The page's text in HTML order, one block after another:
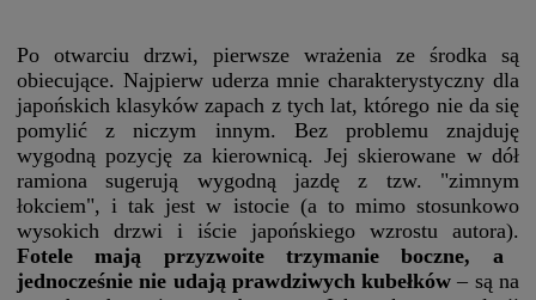
Po otwarciu drzwi, pierwsze wrażenia ze środka są
obiecujące. Najpierw uderza mnie charakterystyczny dla
japońskich klasyków zapach z tych lat, którego nie da się
pomylić z niczym innym. Bez problemu znajduję
wygodną pozycję za kierownicą. Jej skierowane w dół
ramiona sugerują wygodną jazdę z tzw. "zimnym
łokciem", i tak jest w istocie (a to mimo stosunkowo
wysokich drzwi i iście japońskiego wzrostu autora).
Fotele mają przyzwoite trzymanie boczne, a
jednocześnie nie udają prawdziwych kubełków – są na